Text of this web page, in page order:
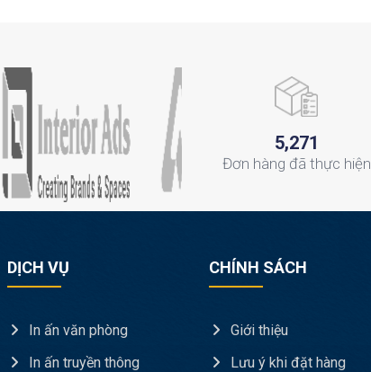
5,271
Đơn hàng đã thực hiện
DỊCH VỤ
In ấn văn phòng
In ấn truyền thông
CHÍNH SÁCH
Giới thiệu
Lưu ý khi đặt hàng